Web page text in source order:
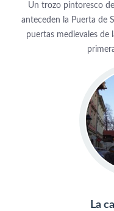
Un trozo pintoresco
anteceden la Puerta de
puertas medievales de
La